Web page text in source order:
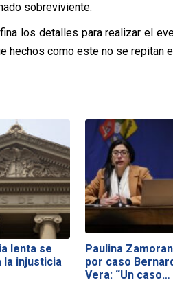
sobreviviente.
los detalles para realizar el
hechos como este no se repitan
lenta se
la injusticia
Paulina
por caso
Vera: “Un caso…